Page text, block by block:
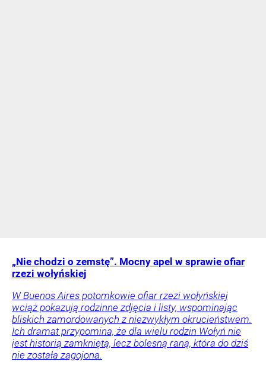
„Nie chodzi o zemstę”. Mocny apel w sprawie ofiar
rzezi wołyńskiej
W Buenos Aires potomkowie ofiar rzezi wołyńskiej
wciąż pokazują rodzinne zdjęcia i listy, wspominając
bliskich zamordowanych z niezwykłym okrucieństwem.
Ich dramat przypomina, że dla wielu rodzin Wołyń nie
jest historią zamkniętą, lecz bolesną raną, która do dziś
nie została zagojona.